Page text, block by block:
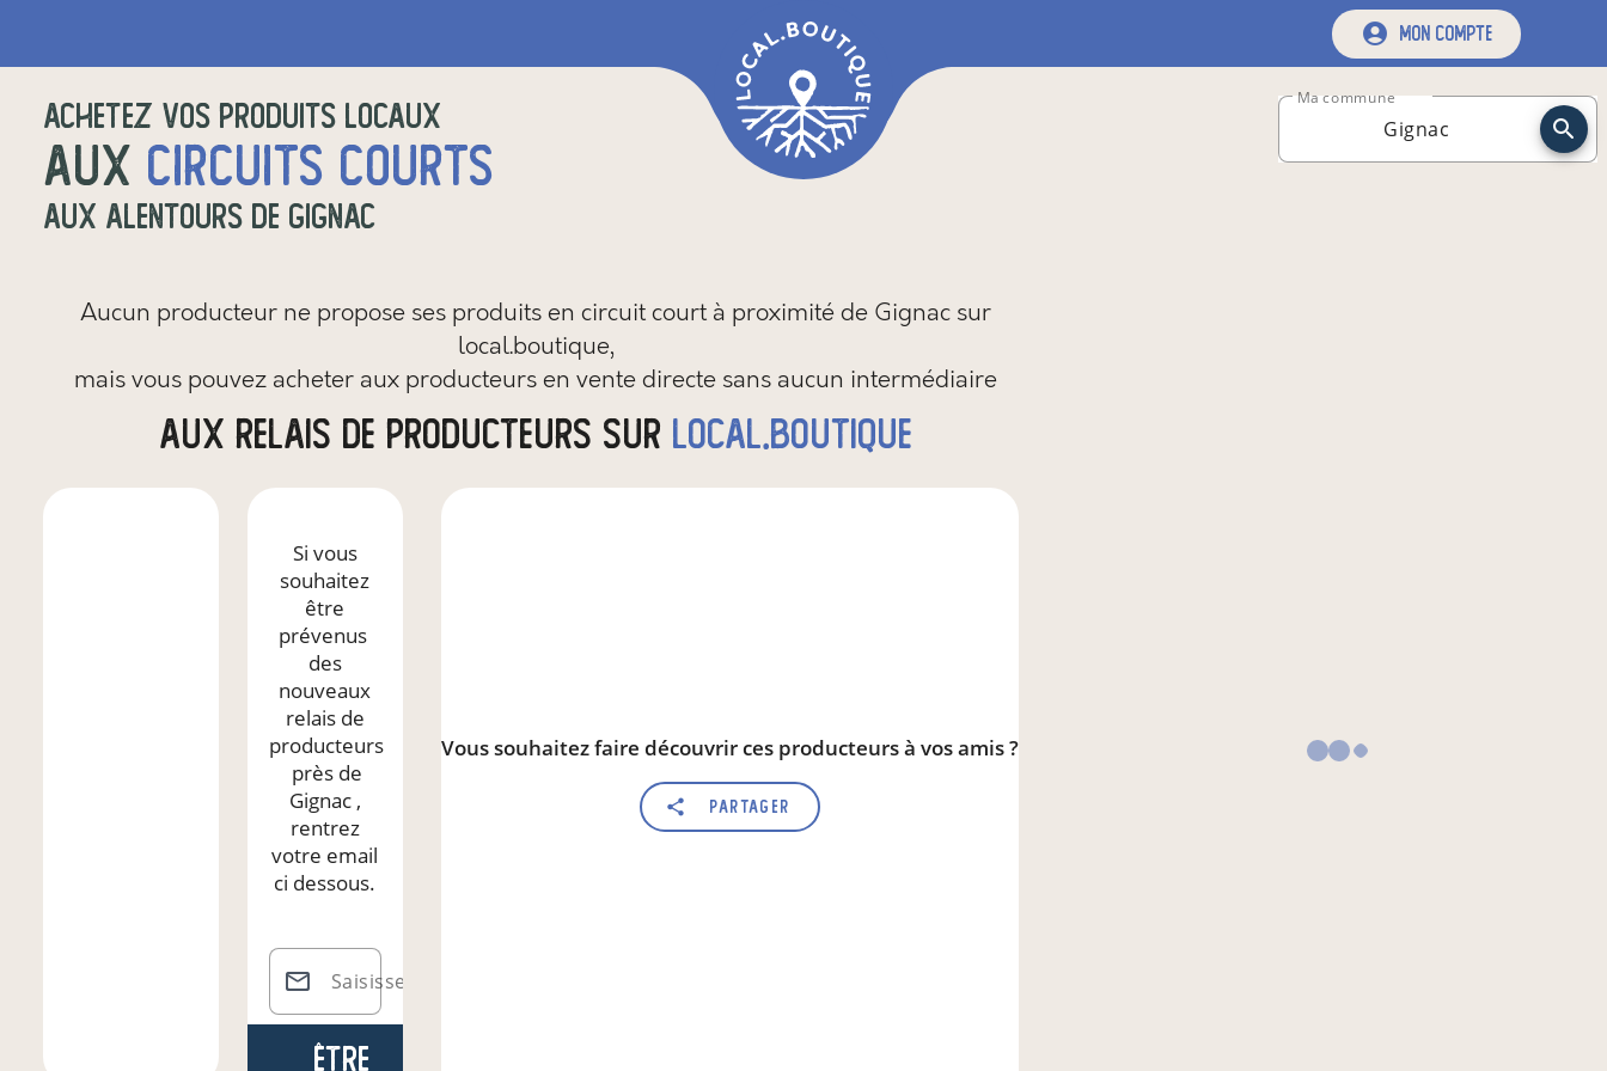
mon compte
Achetez vos produits locaux
aux circuits courts
aux alentours de Gignac
Ma commune
Aucun producteur ne propose ses produits en circuit court à proximité de Gignac sur
local.boutique,
mais vous pouvez acheter aux producteurs en vente directe sans aucun intermédiaire
aux relais de producteurs sur local.boutique
Si vous
souhaitez
être
prévenus
des
nouveaux
relais de
producteurs
près de
Gignac,
rentrez
votre email
ci dessous.
Saisissez votre email*
Être
Vous souhaitez faire découvrir ces producteurs à vos amis ?
Partager